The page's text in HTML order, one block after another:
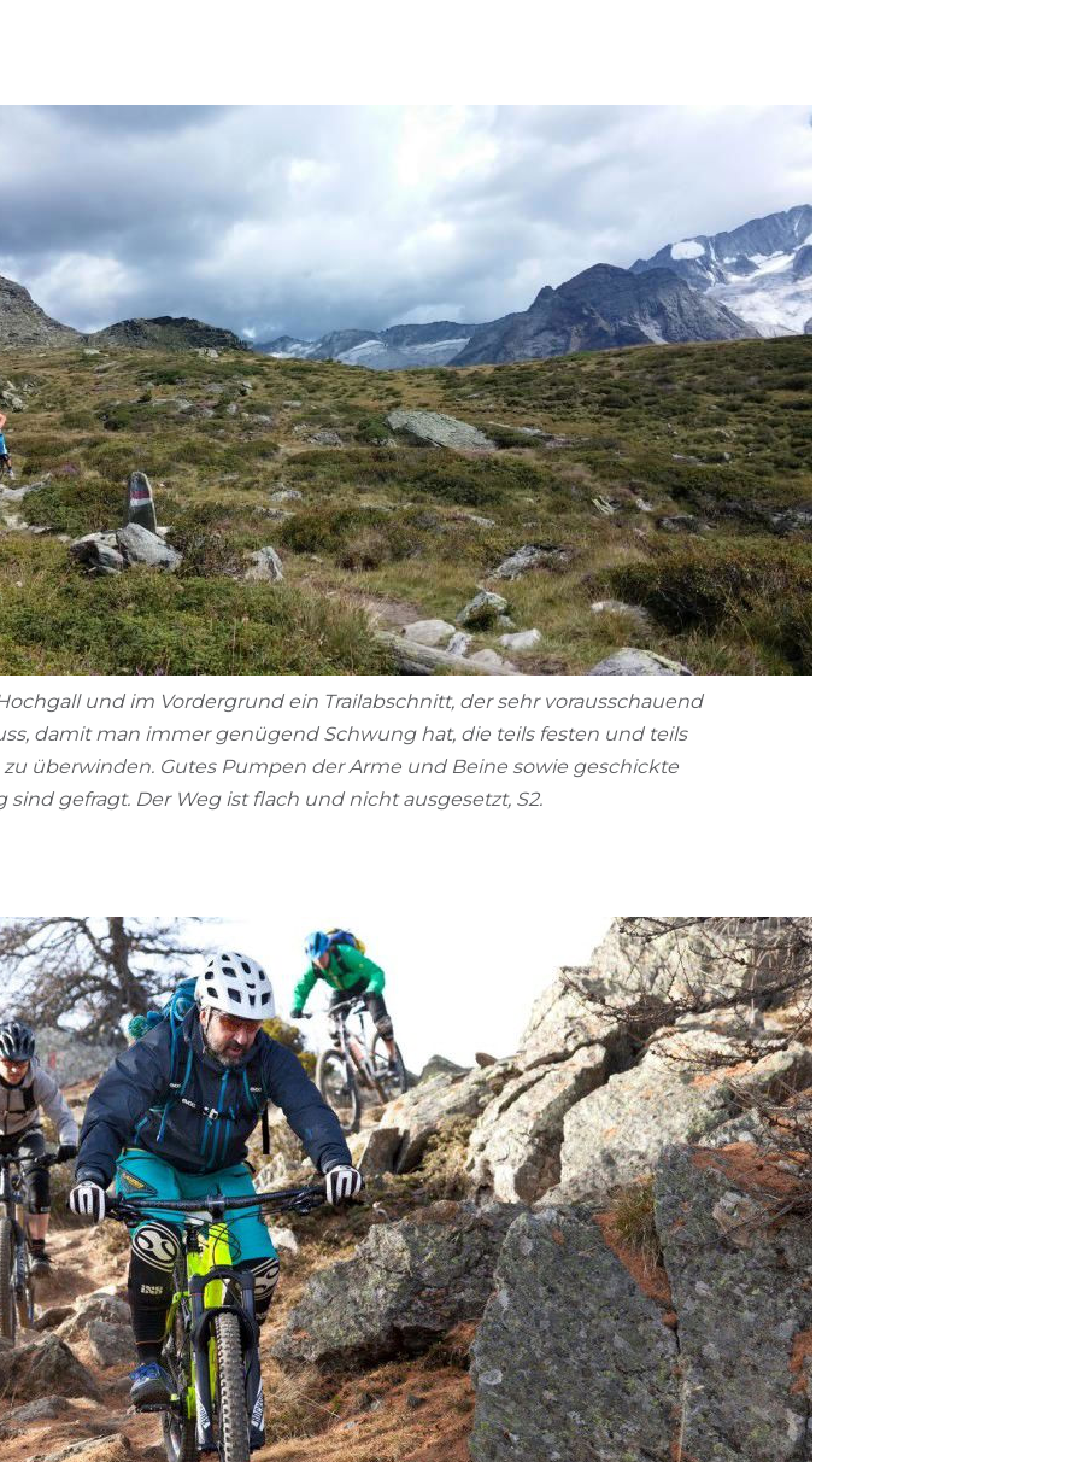
und im Vordergrund ein Trailabschnitt, der sehr vorausschauend
damit man immer genügend Schwung hat, die teils festen und teils
überwinden. Gutes Pumpen der Arme und Beine sowie geschickte
gefragt. Der Weg ist flach und nicht ausgesetzt, S2.